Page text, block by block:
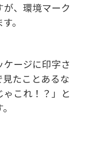
、環境マーク
。
ージに印字さ
たことあるな
これ！？」と